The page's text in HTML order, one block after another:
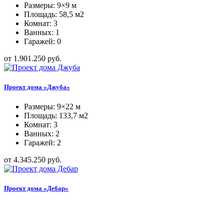
Размеры: 9×9 м
Площадь: 58,5 м2
Комнат: 3
Ванных: 1
Гаражей: 0
от 1.901.250 руб.
Проект дома «Джуба»
Размеры: 9×22 м
Площадь: 133,7 м2
Комнат: 3
Ванных: 2
Гаражей: 2
от 4.345.250 руб.
Проект дома «Дебар»